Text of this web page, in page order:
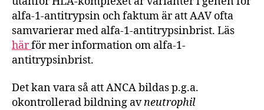
alfa-1-antitrypsin och faktum är att AAV ofta
samvarierar med alfa-1-antitrypsinbrist. Läs
härför mer information om alfa-1-
antitrypsinbrist.
Det kan vara så att ANCA bildas p.g.a.
okontrollerad bildning avneutrophil